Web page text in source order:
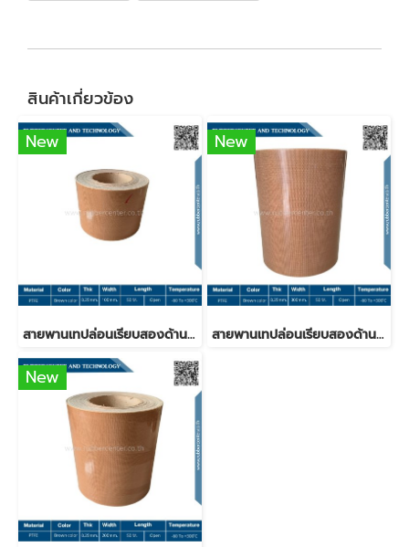
สินค้าเกี่ยวข้อง
New
สายพานเทปล่อนเรียบสองด้าน สีน้ำตาล
New
สายพานเทปล่อนเรียบสองด้าน สีน้ำตาล
New